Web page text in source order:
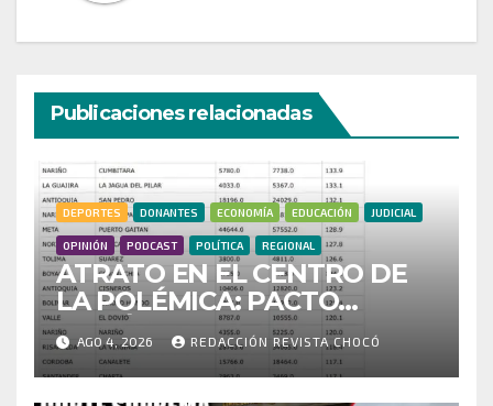
Publicaciones relacionadas
DEPORTES DONANTES ECONOMÍA EDUCACIÓN JUDICIAL
OPINIÓN PODCAST POLÍTICA REGIONAL
ATRATO EN EL CENTRO DE
LA POLÉMICA: PACTO
HISTÓRICO CUESTIONA
CENSO ELECTORAL Y PIDE
INVESTIGAR PRESUNTO
AGO 4, 2026 REDACCIÓN REVISTA CHOCÓ